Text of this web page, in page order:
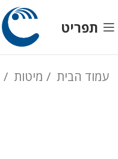
תפריט
עמוד הבית מיטות